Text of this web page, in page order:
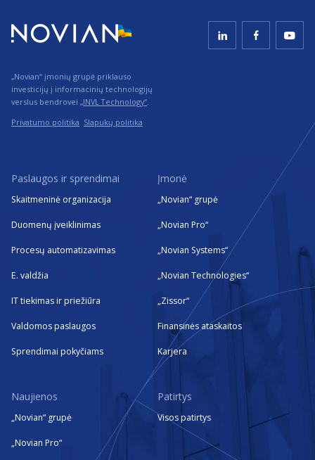
„Novian“ įmonių grupė priklauso
investicijų į informacinių technologijų
verslus bendrovei „INVL Technology“.
Privatumo politika Slapukų politika
Paslaugos ir sprendimai
Skaitmeninė organizacija
Duomenų įveiklinimas
Procesų automatizavimas
E. valdžia
IT tiekimas ir priežiūra
Valdomos paslaugos
Sprendimai pokyčiams
Įmonė
„Novian“ grupė
„Novian Pro“
„Novian Systems“
„Novian Technologies“
„Zissor“
Finansinės ataskaitos
Karjera
Naujienos
„Novian“ grupė
„Novian Pro“
Patirtys
Visos patirtys